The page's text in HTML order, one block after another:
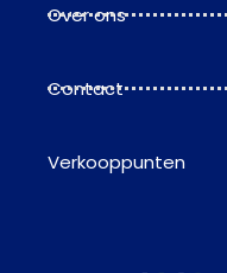
Over ons
Contact
Verkooppunten